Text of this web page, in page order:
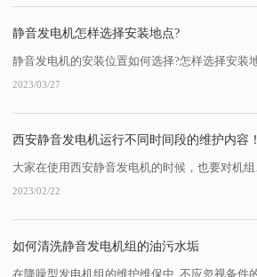
静音发电机怎样选择安装地点?
2023/03/27
西安静音发电机运行不同时间段的维护内容！
2023/02/22
如何清洗静音发电机组的油污水垢